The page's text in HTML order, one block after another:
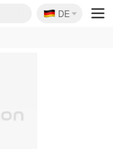
🇩🇪
DE